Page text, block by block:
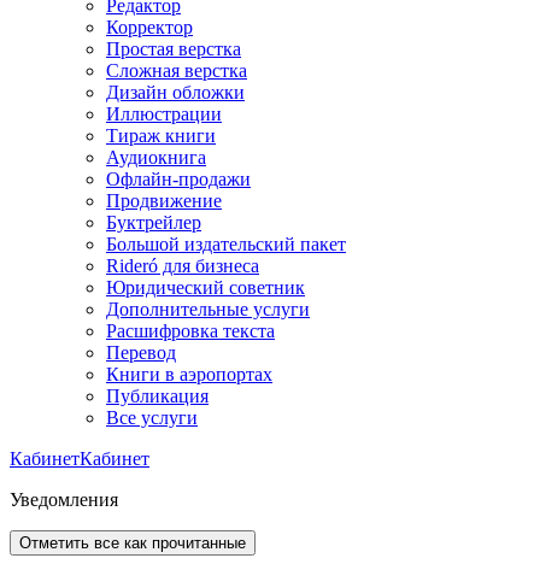
Редактор
Корректор
Простая верстка
Сложная верстка
Дизайн обложки
Иллюстрации
Тираж книги
Аудиокнига
Офлайн-продажи
Продвижение
Буктрейлер
Большой издательский пакет
Rideró для бизнеса
Юридический советник
Дополнительные услуги
Расшифровка текста
Перевод
Книги в аэропортах
Публикация
Все услуги
КабинетКабинет
Уведомления
Отметить все как прочитанные